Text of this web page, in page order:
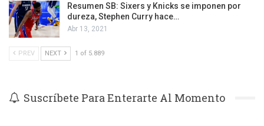
Resumen SB: Sixers y Knicks se imponen por
dureza, Stephen Curry hace…
Abr 13, 2021
PREV NEXT 1 of 5.889
Suscríbete Para Enterarte Al Momento